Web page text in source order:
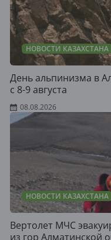
НОВОСТИ КАЗАХСТАНА
День альпинизма в
с 8-9 августа
08.08.2026
НОВОСТИ КАЗАХСТАНА
Вертолет МЧС
из гор Алматинской